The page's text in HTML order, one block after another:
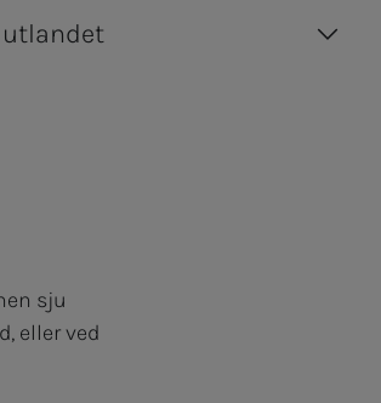
sju
eller ved